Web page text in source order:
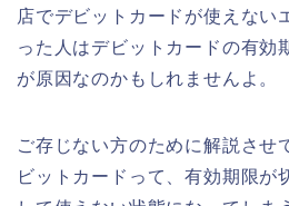
店でデビットカードが使えない
った人はデビットカードの有効
が原因なのかもしれませんよ。
ご存じない方のために解説させ
ビットカードって、有効期限が